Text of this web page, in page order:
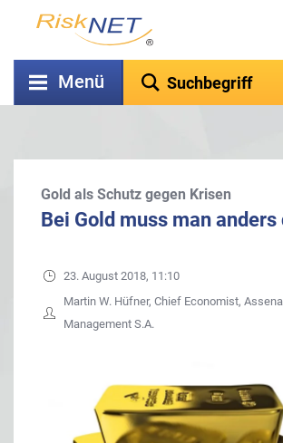
Menü
Gold als Schutz gegen Krisen
Bei Gold muss man anders
23. August 2018, 11:10
Martin W. Hüfner, Chief Economist,
Management S.A.